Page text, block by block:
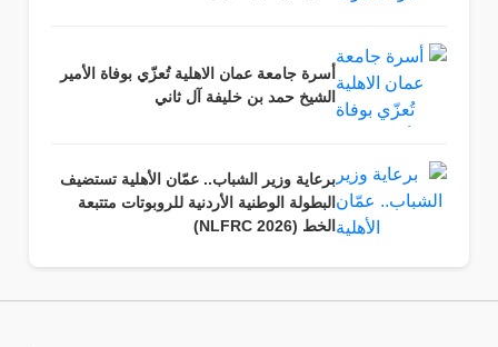
أسرة جامعة عمان الاهلية تُعزّي بوفاة الأمير
الشيخ حمد بن خليفة آل ثاني
برعاية وزير الشباب.. عمّان الأهلية تستضيف
البطولة الوطنية الأردنية للروبوتات متتبعة
الخط (NLFRC 2026)